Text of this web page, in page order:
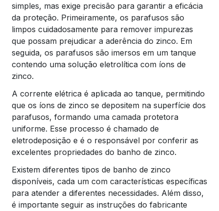
simples, mas exige precisão para garantir a eficácia
da proteção. Primeiramente, os parafusos são
limpos cuidadosamente para remover impurezas
que possam prejudicar a aderência do zinco. Em
seguida, os parafusos são imersos em um tanque
contendo uma solução eletrolítica com íons de
zinco.
A corrente elétrica é aplicada ao tanque, permitindo
que os íons de zinco se depositem na superfície dos
parafusos, formando uma camada protetora
uniforme. Esse processo é chamado de
eletrodeposição e é o responsável por conferir as
excelentes propriedades do banho de zinco.
Existem diferentes tipos de banho de zinco
disponíveis, cada um com características específicas
para atender a diferentes necessidades. Além disso,
é importante seguir as instruções do fabricante